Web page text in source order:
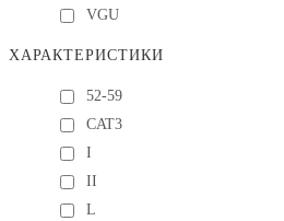
VGU
ХАРАКТЕРИСТИКИ
52-59
CAT3
I
II
L